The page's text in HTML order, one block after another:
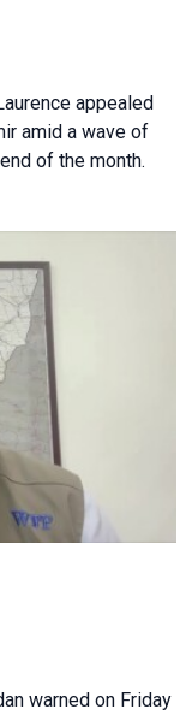
appealed
amid a wave of
of the month.
warned on Friday